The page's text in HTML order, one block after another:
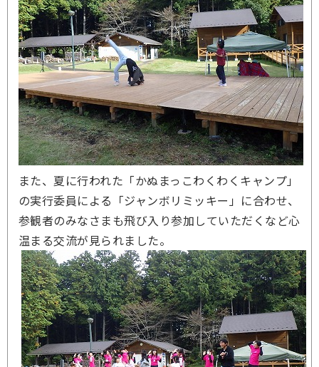
また、夏に行われた「かぬまっこわくわくキャンプ」
の実行委員による「ジャンボリミッキー」に合わせ、
参観者のみなさまも飛び入り参加していただくなど心
温まる交流が見られました。